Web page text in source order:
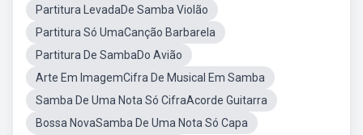
Partitura LevadaDe Samba Violão
Partitura Só UmaCanção Barbarela
Partitura De SambaDo Avião
Arte Em ImagemCifra De Musical Em Samba
Samba De Uma Nota Só CifraAcorde Guitarra
Bossa NovaSamba De Uma Nota Só Capa